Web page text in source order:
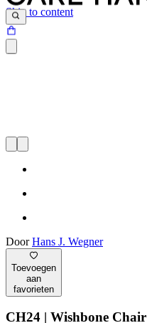
Skip to content
DoorHans J. Wegner
Toevoegen
aan
favorieten
CH24 | Wishbone Chair